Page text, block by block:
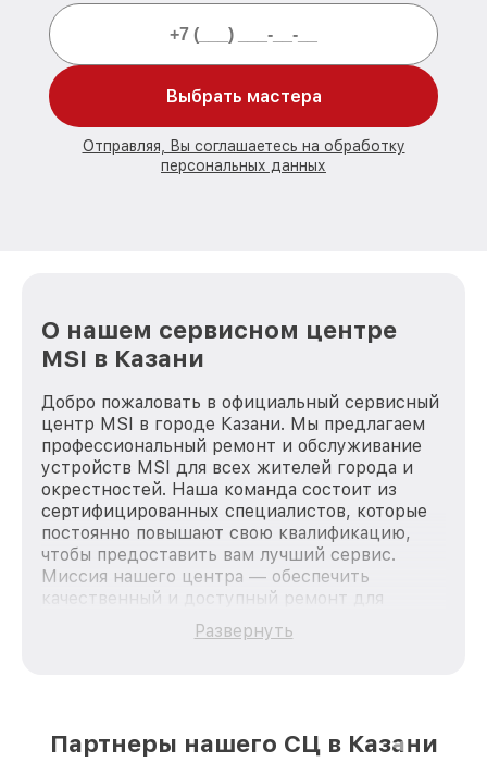
Выбрать мастера
Отправляя, Вы соглашаетесь на обработку
персональных данных
О нашем сервисном центре
MSI в Казани
Добро пожаловать в официальный сервисный
центр MSI в городе Казани. Мы предлагаем
профессиональный ремонт и обслуживание
устройств MSI для всех жителей города и
окрестностей. Наша команда состоит из
сертифицированных специалистов, которые
постоянно повышают свою квалификацию,
чтобы предоставить вам лучший сервис.
Миссия нашего центра — обеспечить
качественный и доступный ремонт для
каждого пользователя продукции MSI, вне
зависимости от сложности поломки. Мы
Казани, постоянно повышая уровень доверия
Развернуть
Партнеры нашего СЦ в Казани